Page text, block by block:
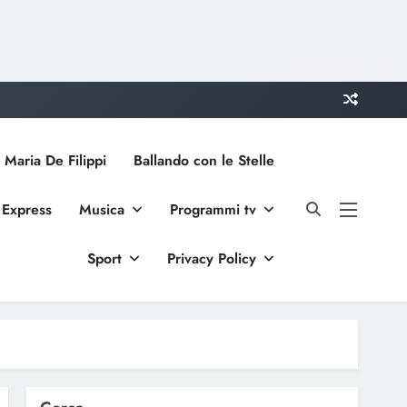
De Filippi Ballando con le Stelle
Musica Programmi tv
Sport Privacy Policy